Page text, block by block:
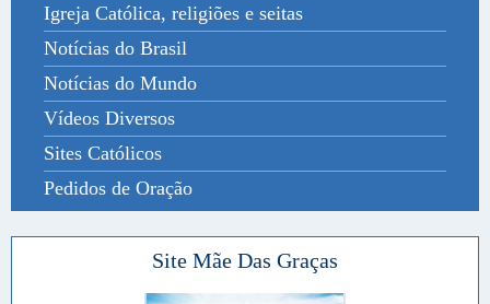
Igreja Católica, religiões e seitas
Notícias do Brasil
Notícias do Mundo
Vídeos Diversos
Sites Católicos
Pedidos de Oração
Site Mãe Das Graças